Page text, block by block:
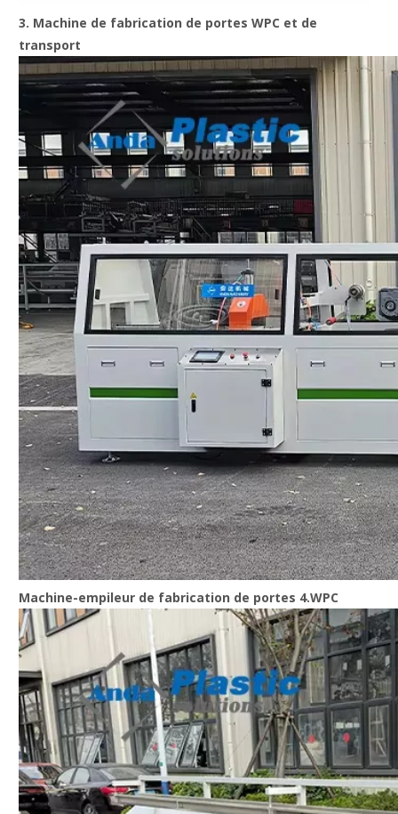
3. Machine de fabrication de portes WPC et de
transport
Machine-empileur de fabrication de portes 4.WPC